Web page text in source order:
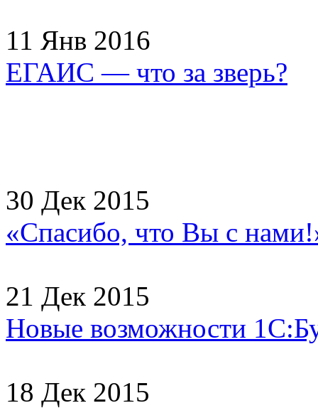
11 Янв 2016
ЕГАИС — что за зверь?
30 Дек 2015
«Спасибо, что Вы с
21 Дек 2015
Новые возможности
18 Дек 2015